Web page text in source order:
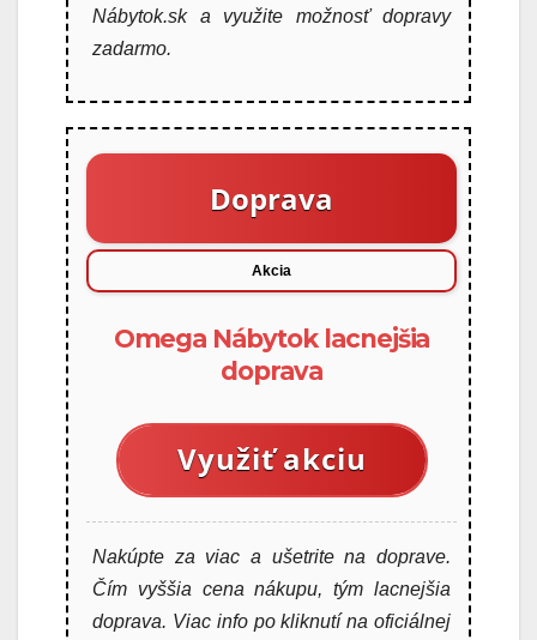
Nábytok.sk a využite možnosť dopravy
zadarmo.
Doprava
Akcia
Omega Nábytok lacnejšia
doprava
Využiť akciu
Nakúpte za viac a ušetrite na doprave.
Čím vyššia cena nákupu, tým lacnejšia
doprava. Viac info po kliknutí na oficiálnej